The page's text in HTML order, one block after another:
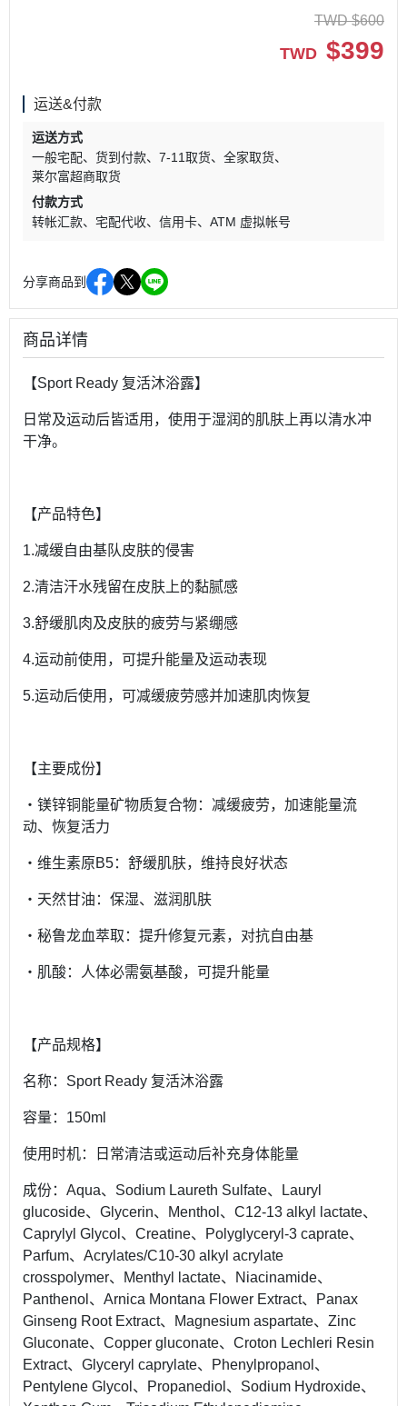
TWD $600
TWD $399
运送&付款
运送方式
一般宅配
货到付款 7-11取货
全家取货
莱尔富超商取货
付款方式
转帐汇款
宅配代收 信用卡 ATM 虚拟帐号
分享商品到
商品详情
【Sport Ready 复活沐浴露】
日常及运动后皆适用，使用于湿润的肌肤上再以清水冲
干净。
【产品特色】
1.减缓自由基队皮肤的侵害
2.清洁汗水残留在皮肤上的黏腻感
3.舒缓肌肉及皮肤的疲劳与紧绷感
4.运动前使用，可提升能量及运动表现
5.运动后使用，可减缓疲劳感并加速肌肉恢复
【主要成份】
‧镁锌铜能量矿物质复合物：减缓疲劳，加速能量流
动、恢复活力
‧维生素原B5：舒缓肌肤，维持良好状态
‧天然甘油：保湿、滋润肌肤
‧秘鲁龙血萃取：提升修复元素，对抗自由基
‧肌酸：人体必需氨基酸，可提升能量
【产品规格】
名称：Sport Ready 复活沐浴露
容量：150ml
使用时机：日常清洁或运动后补充身体能量
成份：Aqua、Sodium Laureth Sulfate、Lauryl
glucoside、Glycerin、Menthol、C12-13 alkyl lactate、
Caprylyl Glycol、Creatine、Polyglyceryl-3 caprate、
Parfum、Acrylates/C10-30 alkyl acrylate
crosspolymer、Menthyl lactate、Niacinamide、
Panthenol、Arnica Montana Flower Extract、Panax
Ginseng Root Extract、Magnesium aspartate、Zinc
Gluconate、Copper gluconate、Croton Lechleri Resin
Extract、Glyceryl caprylate、Phenylpropanol、
Pentylene Glycol、Propanediol、Sodium Hydroxide、